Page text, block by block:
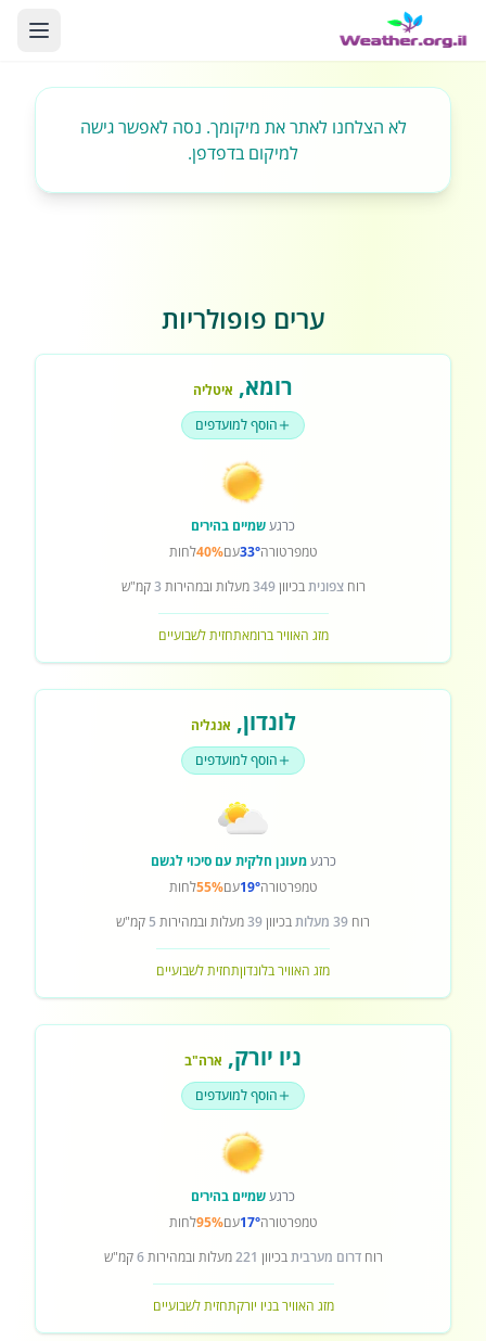
לא הצלחנו לאתר את מיקומך. נסה לאפשר גישה
למיקום בדפדפן.
ערים פופולריות
רומא, איטליה
הוסף למועדפים
כרגעשמיים בהירים
טמפרטורה33°עם40%לחות
רוחצפוניתבכיוון349מעלות ובמהירות 3קמ"ש
מזג האוויר ברומאתחזית לשבועיים
לונדון, אנגליה
הוסף למועדפים
כרגעמעונן חלקית עם סיכוי לגשם
טמפרטורה19°עם55%לחות
רוח 39 מעלות בכיוון39מעלות ובמהירות 5 קמ"ש
מזג האוויר בלונדוןתחזית לשבועיים
ניו יורק, ארה"ב
הוסף למועדפים
כרגעשמיים בהירים
טמפרטורה17°עם95%לחות
רוחדרום מערביתבכיוון 221מעלות ובמהירות6קמ"ש
מזג האוויר בניו יורקתחזית לשבועיים